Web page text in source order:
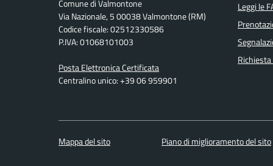
Comune di Valmontone
Via Nazionale, 5 00038 Valmontone (RM)
Codice fiscale: 02512330586
P.IVA: 01068101003
Posta Elettronica Certificata
Centralino unico: +39 06 959901
Leggi le
Mappa del sito Piano di miglioramento del sito